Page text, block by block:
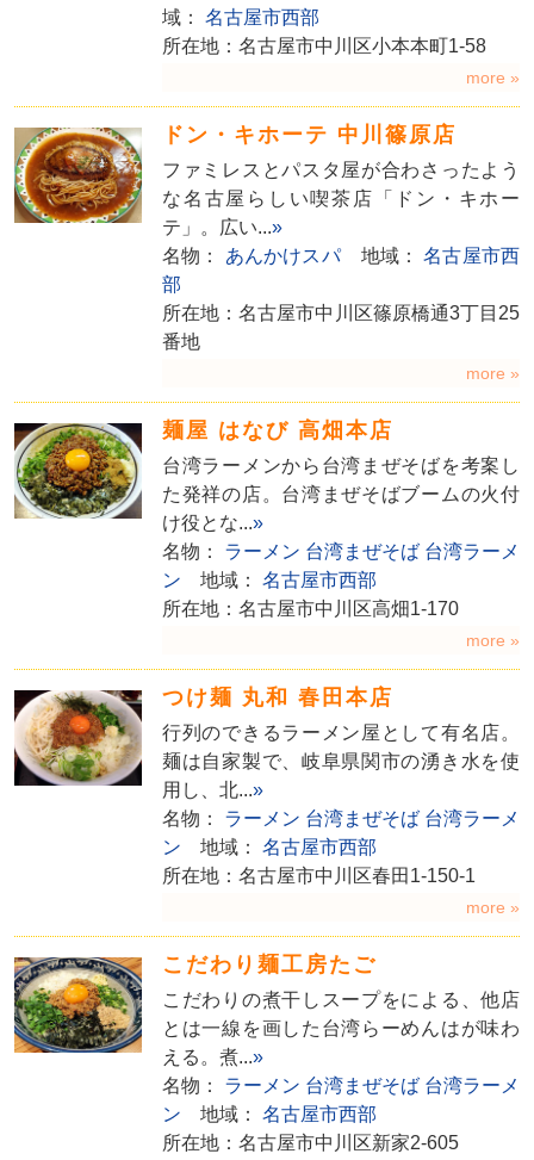
域： 名古屋市西部
所在地：名古屋市中川区小本本町1-58
more »
ドン・キホーテ 中川篠原店
ファミレスとパスタ屋が合わさったよう
な名古屋らしい喫茶店「ドン・キホー
テ」。広い...»
名物： あんかけスパ地域：名古屋市西
部
所在地：名古屋市中川区篠原橋通3丁目25
番地
more »
麺屋 はなび 高畑本店
台湾ラーメンから台湾まぜそばを考案し
た発祥の店。台湾まぜそばブームの火付
け役とな...»
名物： ラーメン 台湾まぜそば 台湾ラーメ
ン 地域： 名古屋市西部
所在地：名古屋市中川区高畑1-170
more »
つけ麺 丸和 春田本店
行列のできるラーメン屋として有名店。
麺は自家製で、岐阜県関市の湧き水を使
用し、北...»
名物： ラーメン 台湾まぜそば 台湾ラーメ
ン 地域： 名古屋市西部
所在地：名古屋市中川区春田1-150-1
more »
こだわり麺工房たご
こだわりの煮干しスープをによる、他店
とは一線を画した台湾らーめんはが味わ
える。煮...»
名物： ラーメン 台湾まぜそば 台湾ラーメ
ン 地域： 名古屋市西部
所在地：名古屋市中川区新家2-605